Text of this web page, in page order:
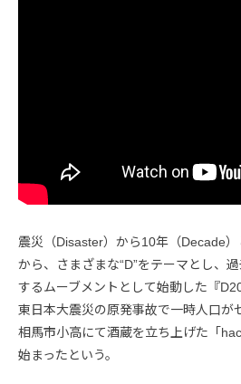
震災（Disaster）から10年（Decade
から、さまざまな“D”をテーマとし、
するムーブメントとして始動した『
東日本大震災の原発事故で一時人口が
相馬市小高にて酒蔵を立ち上げた「
始まったという。